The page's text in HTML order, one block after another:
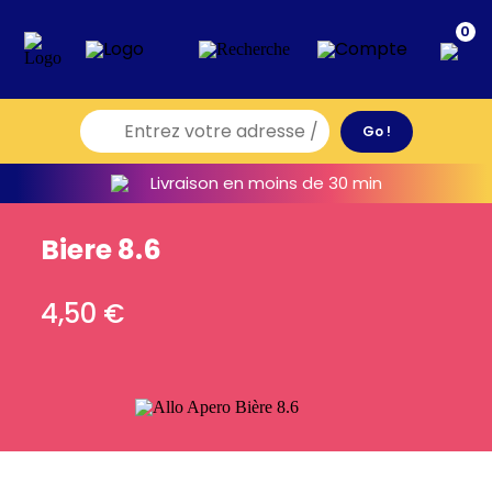
0
Livraison en moins de 30 min
Biere 8.6
4,50 €